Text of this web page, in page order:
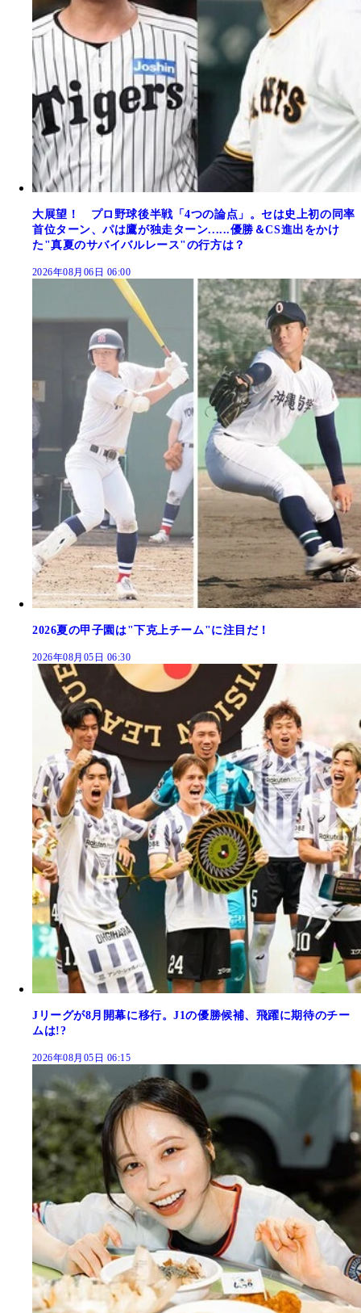
大展望！ プロ野球後半戦「4つの論点」。セは史上初の同率
首位ターン、パは鷹が独走ターン......優勝＆CS進出をかけ
た"真夏のサバイバルレース"の行方は？
2026年08月06日 06:00
2026夏の甲子園は"下克上チーム"に注目だ！
2026年08月05日 06:30
Jリーグが8月開幕に移行。J1の優勝候補、飛躍に期待のチー
ムは!?
2026年08月05日 06:15